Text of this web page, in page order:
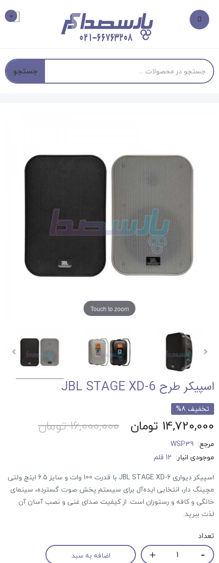
0
جستجو
Touch to zoom
اسپیکر طرح JBL STAGE XD-6
تخفیف 8%
14,720,000 تومان 16,000,000 تومان
مرجع: WSP39
موجودی انبار: 12 قلم
اسپیکر دیواری JBL STAGE XD-6 با قدرت 100 وات و سایز 6.5 اینچ ولتی
مچینگ دار، انتخابی ایده‌آل برای سیستم پخش صوت گسترده، سینمای
خانگی و کافه و رستوران است. از کیفیت صدای غنی و نصب آسان آن
لذت ببرید.
تعداد
اضافه به سبد